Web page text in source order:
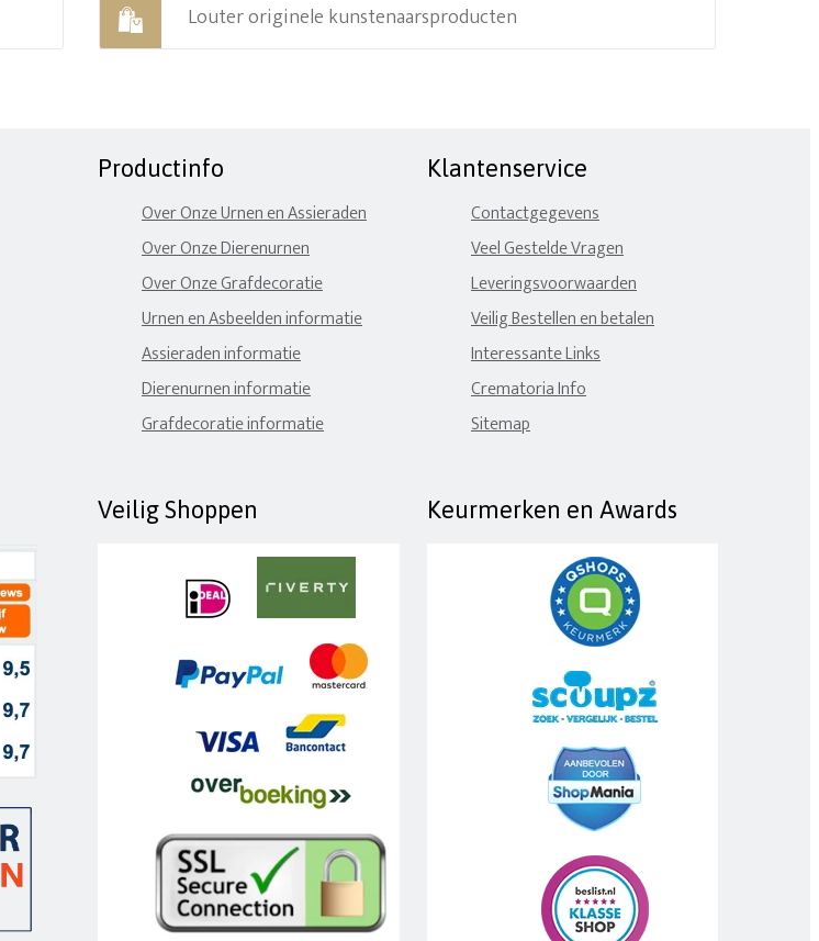
Louter originele kunstenaarsproducten
Productinfo
Over Onze Urnen en Assieraden
Over Onze Dierenurnen
Over Onze Grafdecoratie
Urnen en Asbeelden informatie
Assieraden informatie
Dierenurnen informatie
Grafdecoratie informatie
Klantenservice
Contactgegevens
Veel Gestelde Vragen
Leveringsvoorwaarden
Veilig Bestellen en betalen
Interessante Links
Crematoria Info
Sitemap
Veilig Shoppen Keurmerken en Awards